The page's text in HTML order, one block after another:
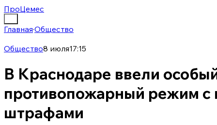
ПроЦемес
Главная·Общество
Общество8 июля17:15
В Краснодаре ввели
противопожарный режим с
штрафами